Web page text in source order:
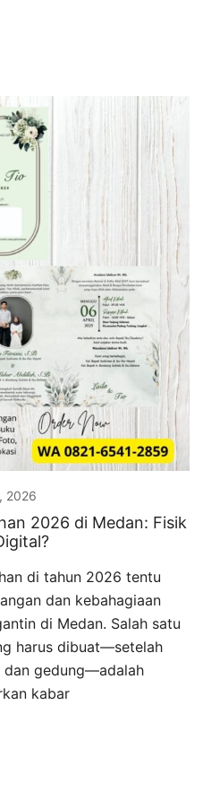
2026
2026 di Medan: Fisik
di tahun 2026 tentu
dan kebahagiaan
di Medan. Salah satu
harus dibuat—setelah
dan gedung—adalah
kabar